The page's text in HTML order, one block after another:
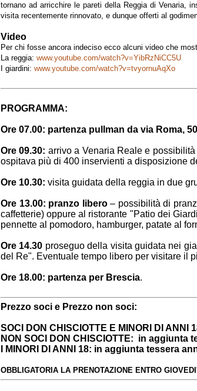
tornano ad arricchire le pareti della Reggia di Venaria,
visita recentemente rinnovato, e dunque offerti al
Video
Per chi fosse ancora indeciso ecco alcuni video che
La reggia: www.youtube.com/watch?v=YibRzNiCC5U
I giardini: www.youtube.com/watch?v=tvyornuAqXo
PROGRAMMA:
Ore 07.00: partenza pullman da via Roma,
Ore 09.30: arrivo a Venaria Reale e
ospitava più di 400 inservienti a disposizione
Ore 10.30: visita guidata della reggia in due
Ore 13.00: pranzo libero– possibilità di
caffetterie) oppure al ristorante "Patio dei
pennette al pomodoro, hamburger, patate al
Ore 14.30 proseguo della visita guidata nei
del Re". Eventuale tempo libero per visitare il
Ore 18.00: partenza per Brescia.
Prezzo soci e Prezzo non soci:
SOCI DON CHISCIOTTE E MINORI DI
NON SOCI DON CHISCIOTTE: in aggiunta
I MINORI DI ANNI 18: in aggiunta tessera
OBBLIGATORIA LA PRENOTAZIONE ENTRO